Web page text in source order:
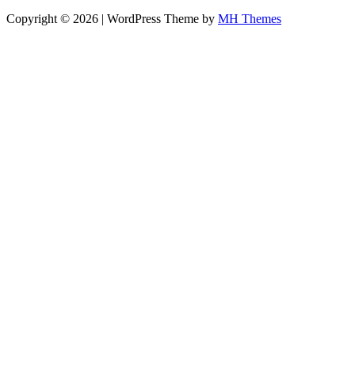
Copyright © 2026 | WordPress Theme by MH Themes